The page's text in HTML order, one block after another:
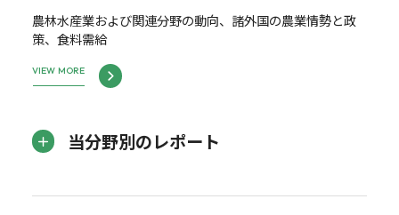
農林水産業および関連分野の動向、諸外国の農業情勢と政
策、食料需給
VIEW MORE
当分野別のレポート